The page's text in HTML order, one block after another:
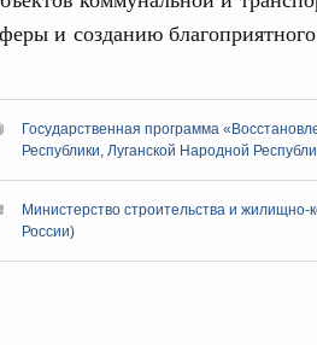
и созданию
Государственная программа
Республики, Луганской Народной
Министерство строительства и
России)
в сфере торговли.
возглавил штаб по
2026 года №1966-р
31 июля, пятница
регионам
мер социальной